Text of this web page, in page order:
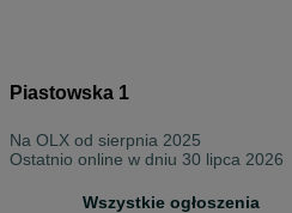
Piastowska 1
Na OLX od sierpnia 2025
Ostatnio online w dniu 30 lipca 2026
Wszystkie ogłoszenia